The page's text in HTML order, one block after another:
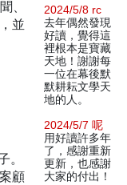
、
並
。
顧
2024/5/8 rc
去年偶然發現
好讀，覺得這
裡根本是寶藏
天地！謝謝每
一位在幕後默
默耕耘文學天
地的人。
2024/5/7 呢
用好讀許多年
了，感謝重新
更新，也感謝
大家的付出！